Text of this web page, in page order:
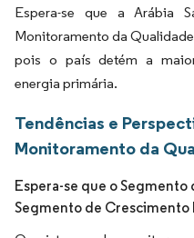
Espera-se que a Arábia
Monitoramento da
pois o país detém a
energia primária.
Tendências e
Monitoramento da
Espera-se que o
Segmento de Crescimento